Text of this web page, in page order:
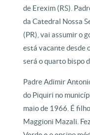
de Erexim (RS).
da Catedral Nossa
(PR), vai assumir o
está vacante desde
será o quarto bispo
Padre Adimir
do Piquiri no
maio de 1966. É
Maggioni Mazali.